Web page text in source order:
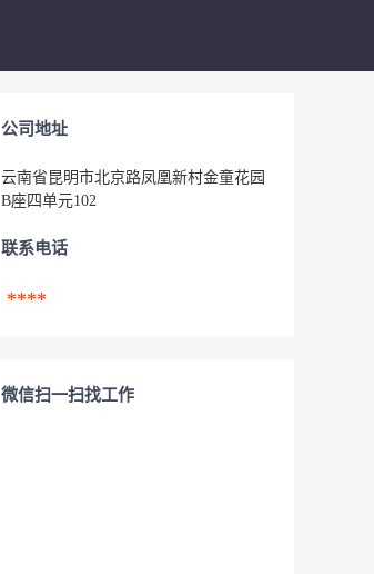
公司地址
云南省昆明市北京路凤凰新村金童花园
B座四单元102
联系电话
****
微信扫一扫找工作